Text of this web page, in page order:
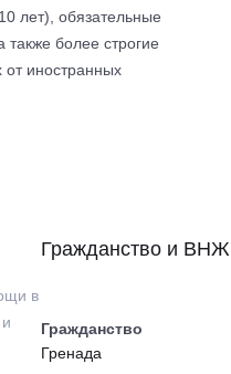
лет), обязательные
также более строгие
иностранных
в
Гражданство и ВНЖ
Гражданство
Гренада